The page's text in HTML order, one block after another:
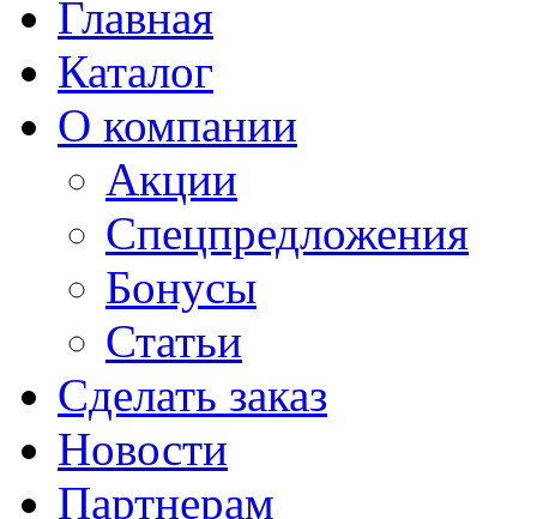
Главная
Каталог
О компании
Акции
Спецпредложения
Бонусы
Статьи
Сделать заказ
Новости
Партнерам